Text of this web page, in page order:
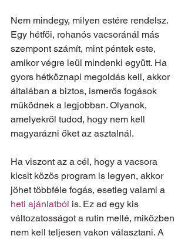
Nem mindegy, milyen estére rendelsz.
Egy hétfői, rohanós vacsoránál más
szempont számít, mint péntek este,
amikor végre leül mindenki együtt. Ha
gyors hétköznapi megoldás kell, akkor
általában a biztos, ismerős fogások
működnek a legjobban. Olyanok,
amelyekről tudod, hogy nem kell
magyarázni őket az asztalnál.
Ha viszont az a cél, hogy a vacsora
kicsit közös program is legyen, akkor
jöhet többféle fogás, esetleg valami a
heti ajánlatból is. Ez ad egy kis
változatosságot a rutin mellé, miközben
nem kell teljesen vakon választani. A